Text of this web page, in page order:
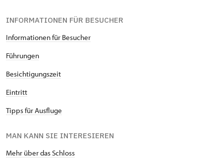
INFORMATIONEN FÜR BESUCHER
Informationen für Besucher
Führungen
Besichtigungszeit
Eintritt
Tipps für Ausfluge
MAN KANN SIE INTERESIEREN
Mehr über das Schloss